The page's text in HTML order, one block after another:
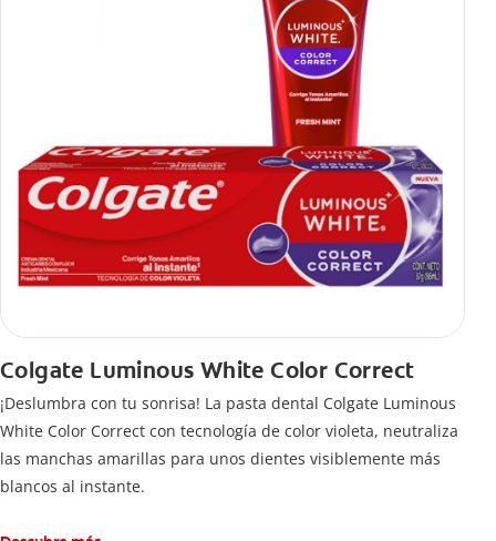
Colgate Luminous White Color Correct
¡Deslumbra con tu sonrisa! La pasta dental Colgate Luminous
White Color Correct con tecnología de color violeta, neutraliza
las manchas amarillas para unos dientes visiblemente más
blancos al instante.